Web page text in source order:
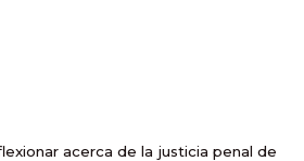
acerca de la justicia penal de